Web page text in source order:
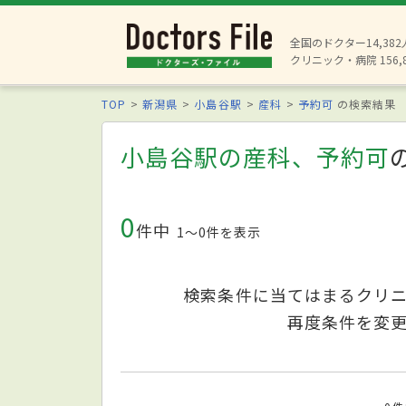
全国のドクター14,382
クリニック・病院
TOP 新潟県 小島谷駅 産科 予約可 の検索結果
小島谷駅の産科、予約可
0件中 1〜0件を表示
検索条件に当てはまるクリ
再度条件を変